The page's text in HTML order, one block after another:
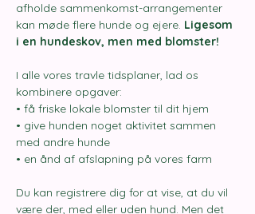
afholde sammenkomst-arrangementer
kan møde flere hunde og ejere. Ligesom
i en hundeskov, men med blomster!
I alle vores travle tidsplaner, lad os
kombinere opgaver:
• få friske lokale blomster til dit hjem
• give hunden noget aktivitet sammen
med andre hunde
• en ånd af afslapning på vores farm
Du kan registrere dig for at vise, at du vil
være der, med eller uden hund. Men det